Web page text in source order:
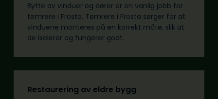
Bytte av vinduer og dører er en vanlig jobb for
tømrere i Frosta. Tømrere i Frosta sørger for at
vinduene monteres på en korrekt måte, slik at
de isolerer og fungerer godt.
Restaurering av eldre bygg